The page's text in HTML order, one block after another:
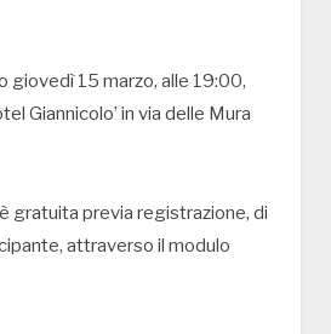
giovedì 15 marzo, alle 19:00,
Giannicolo’ in via delle Mura
gratuita previa registrazione, di
attraverso il modulo